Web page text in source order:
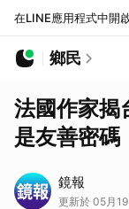
在LINE應用程式中開啟
鄉民
法國作家揭
是友善密
鏡報
更新於 05月